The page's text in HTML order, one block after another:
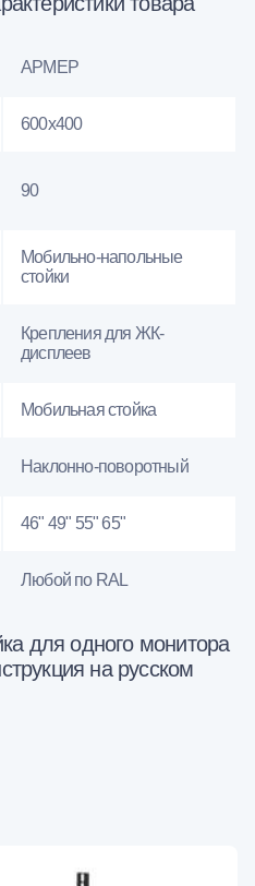
АРМЕР
600х400
90
Мобильно-напольные
стойки
Крепления для ЖК-
дисплеев
Мобильная стойка
Наклонно-поворотный
46" 49" 55" 65"
Любой по RAL
для одного монитора
на русском